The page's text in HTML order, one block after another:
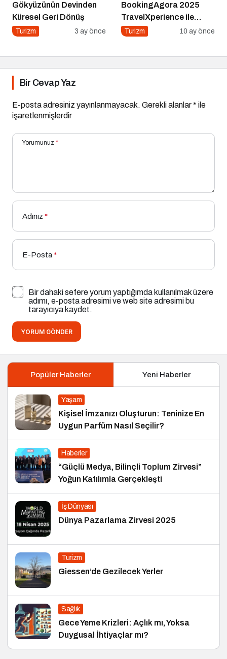
Gökyüzünün Devinden
Küresel Geri Dönüş
Turizm 3 ay önce
BookingAgora 2025
TravelXperience ile
seyahat sektörü Six
geldi
Turizm 10 ay önce
Bir Cevap Yaz
E-posta adresiniz yayınlanmayacak. Gerekli alanlar* ile
işaretlenmişlerdir
Yorumunuz *
Adınız *
E-Posta*
Bir dahaki sefere yorum yaptığımda kullanılmak üzere
adımı, e-posta adresimi ve web site adresimi bu
tarayıcıya kaydet.
YORUM GÖNDER
Popüler Haberler Yeni Haberler
Yaşam
Kişisel İmzanızı Oluşturun: Teninize En
Uygun Parfüm Nasıl Seçilir?
Haberler
“Güçlü Medya, Bilinçli Toplum Zirvesi”
Yoğun Katılımla Gerçekleşti
İş Dünyası
Dünya Pazarlama Zirvesi 2025
Turizm
Giessen’de Gezilecek Yerler
Sağlık
Gece Yeme Krizleri: Açlık mı, Yoksa
Duygusal İhtiyaçlar mı?